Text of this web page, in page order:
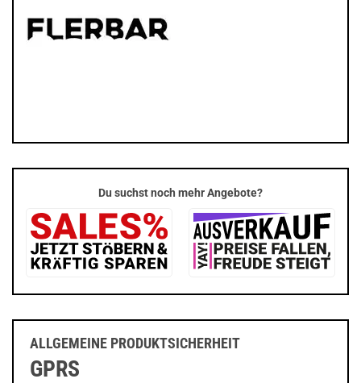
Du suchst noch mehr Angebote?
ALLGEMEINE PRODUKTSICHERHEIT
GPRS